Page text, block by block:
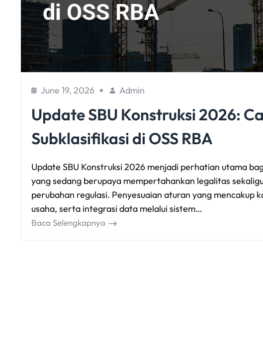
June 19, 2026 Admin
Update SBU Konstruksi 2026:
Subklasifikasi di OSS RBA
Update SBU Konstruksi 2026 menjadi perhatian utama
yang sedang berupaya mempertahankan legalitas
perubahan regulasi. Penyesuaian aturan yang mencakup
usaha, serta integrasi data melalui sistem…
Baca Selengkapnya